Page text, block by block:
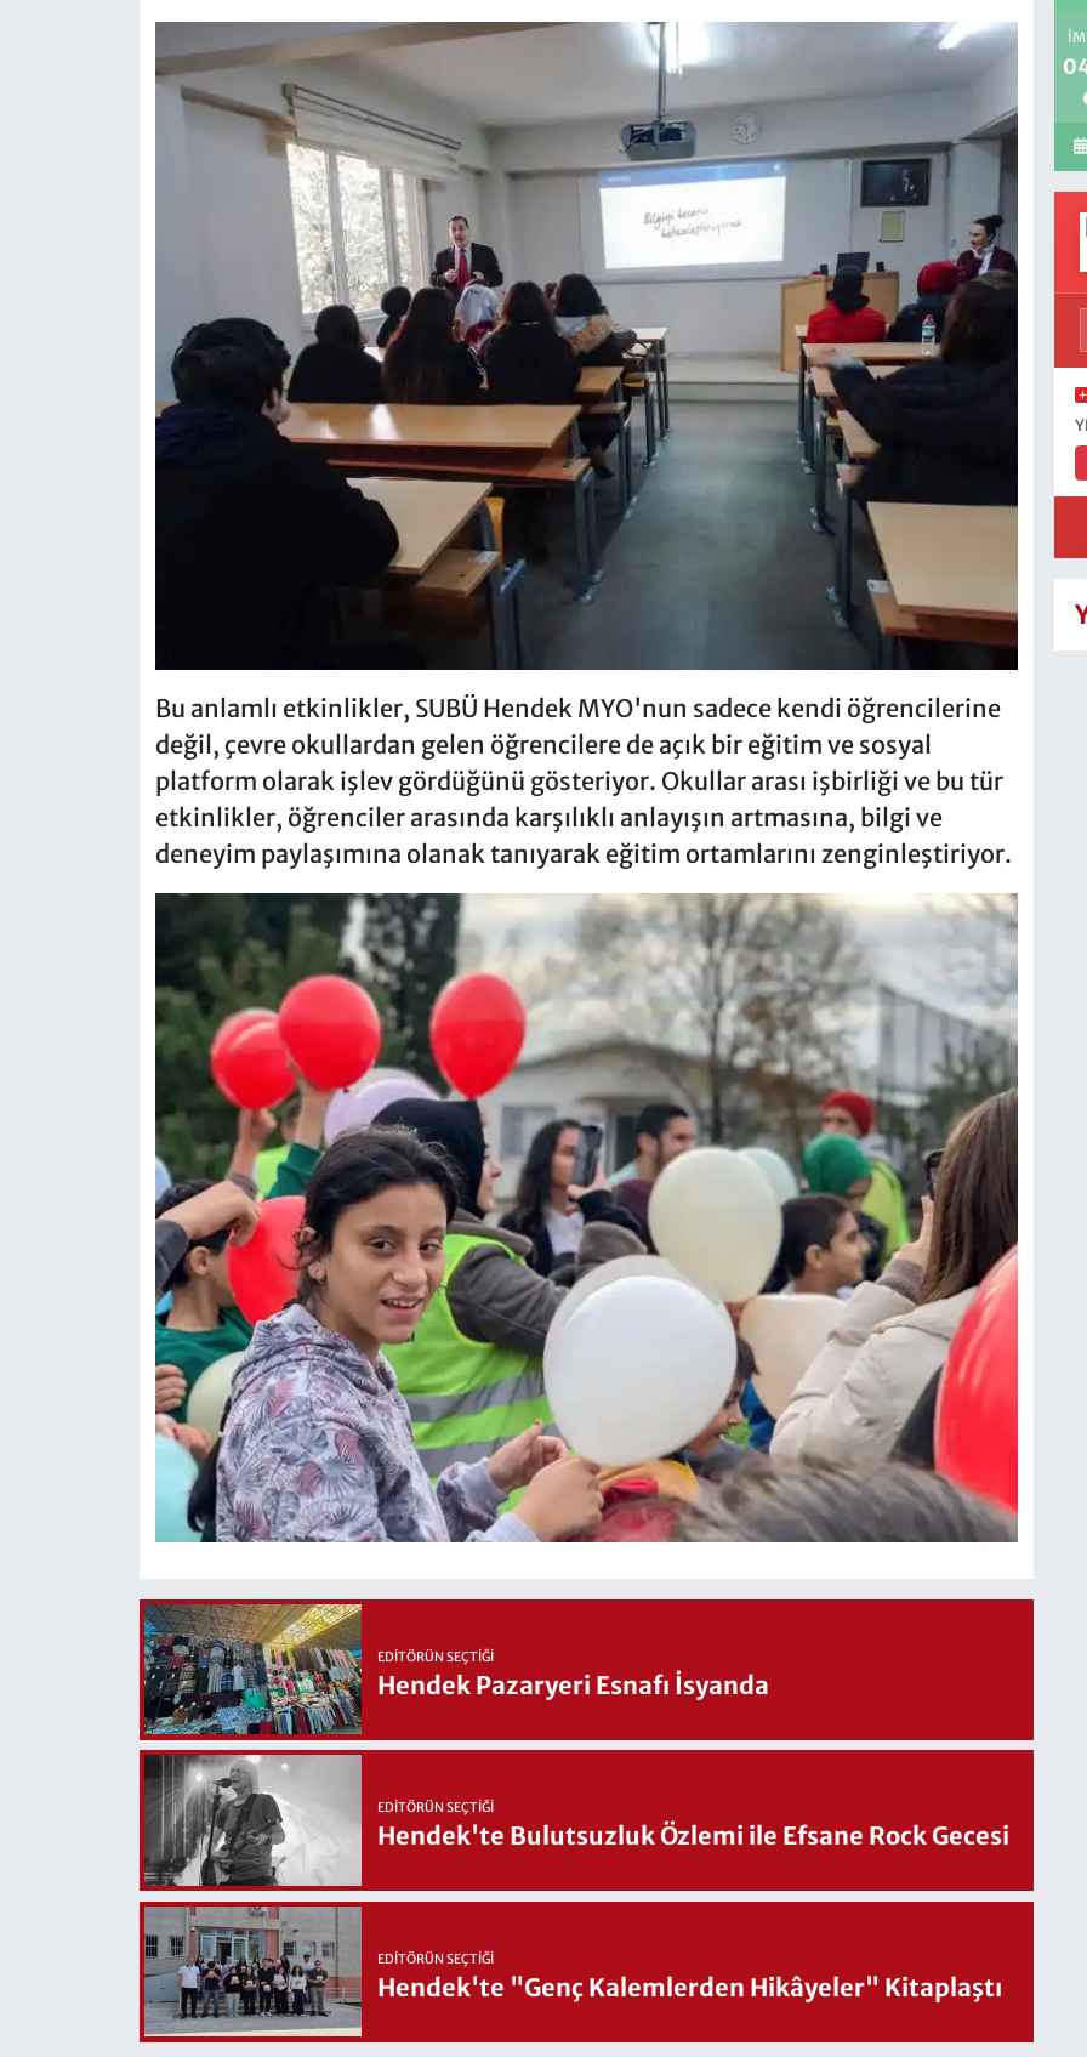
Bu anlamlı etkinlikler, SUBÜ Hendek MYO'nun sadece kendi öğrencilerine
değil, çevre okullardan gelen öğrencilere de açık bir eğitim ve sosyal
platform olarak işlev gördüğünü gösteriyor. Okullar arası işbirliği ve bu tür
etkinlikler, öğrenciler arasında karşılıklı anlayışın artmasına, bilgi ve
deneyim paylaşımına olanak tanıyarak eğitim ortamlarını zenginleştiriyor.
EDITÖRÜN SEÇTIĞI
Hendek Pazaryeri Esnafı İsyanda
EDITÖRÜN SEÇTIĞI
Hendek'te Bulutsuzluk Özlemi ile Efsane Rock Gecesi
EDITÖRÜN SEÇTIĞI
Hendek'te "Genç Kalemlerden Hikâyeler" Kitaplaştı